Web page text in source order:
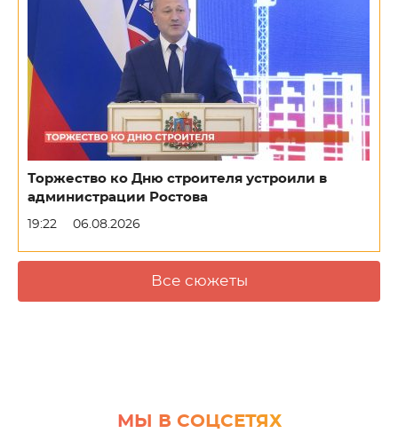
Торжество ко Дню строителя устроили в
администрации Ростова
19:22 06.08.2026
Все сюжеты
МЫ В СОЦСЕТЯХ